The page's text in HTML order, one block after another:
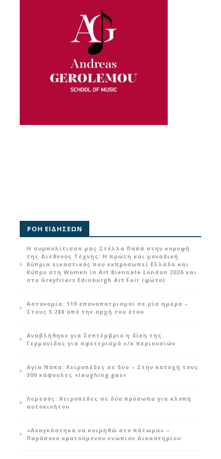
ΡΟΗ ΕΙΔΗΣΕΩΝ
Η συμπολίτισσα μας Στέλλα Παπά στην κορυφή
της Διεθνούς Τέχνης: Η πρώτη και μοναδική
Κύπρια εικαστικός που εκπροσωπεί Ελλάδα και
Κύπρο στη Women in Art Biennale London 2026 και
στο Greyfriars Edinburgh Art Fair (φώτο)
Αστυνομία: 119 επαναπατρισμοί σε μία ημέρα –
Στους 5.288 από την αρχή του έτου
Αναβλήθηκε για Σεπτέμβριο η δίκη της
Γερμανίδας για σφετερισμό ε/κ περιουσιών
Αγία Νάπα: Χειροπέδες σε δύο – Στην κατοχή τους
300 κάψουλες «laughing gas»
Λεμεσός: Χειροπέδες σε δύο πρόσωπα για κλοπή
αυτοκινήτου
«Αναγκάστηκα να κοιμηθώ στο πάτωμα» –
Παράπονο κρατούμενου ενώπιον Δικαστηρίου